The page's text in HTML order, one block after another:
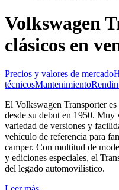
Volkswagen
clásicos en
Precios y valores de mercado
técnicosMantenimiento
El Volkswagen Transporter
desde su debut en 1950.
variedad de versiones y
vehículo de referencia para
camper. Con multitud de
y ediciones especiales, el
del legado automovilístico.